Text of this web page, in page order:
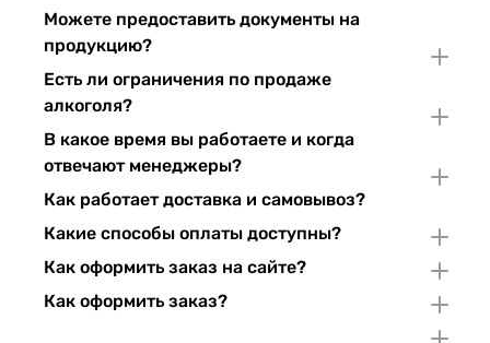
Можете предоставить документы на
продукцию?
Есть ли ограничения по продаже
алкоголя?
В какое время вы работаете и когда
отвечают менеджеры?
Как работает доставка и самовывоз?
Какие способы оплаты доступны?
Как оформить заказ на сайте?
Как оформить заказ?